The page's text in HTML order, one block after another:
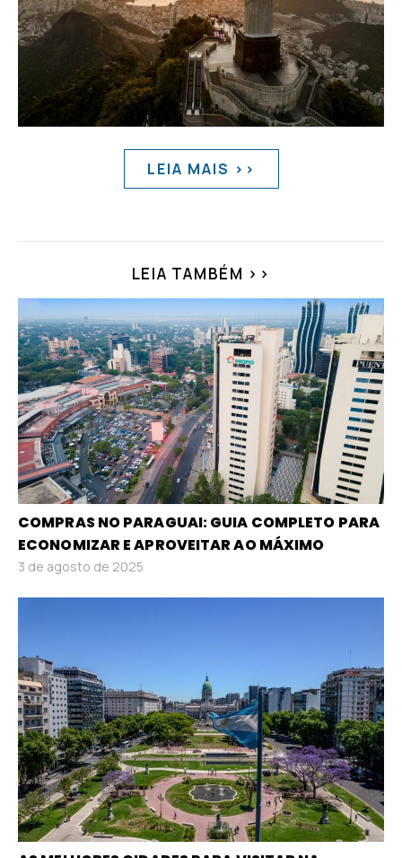
LEIA MAIS >>
LEIA TAMBÉM >>
COMPRAS NO PARAGUAI: GUIA COMPLETO PARA
ECONOMIZAR E APROVEITAR AO MÁXIMO
3 de agosto de 2025